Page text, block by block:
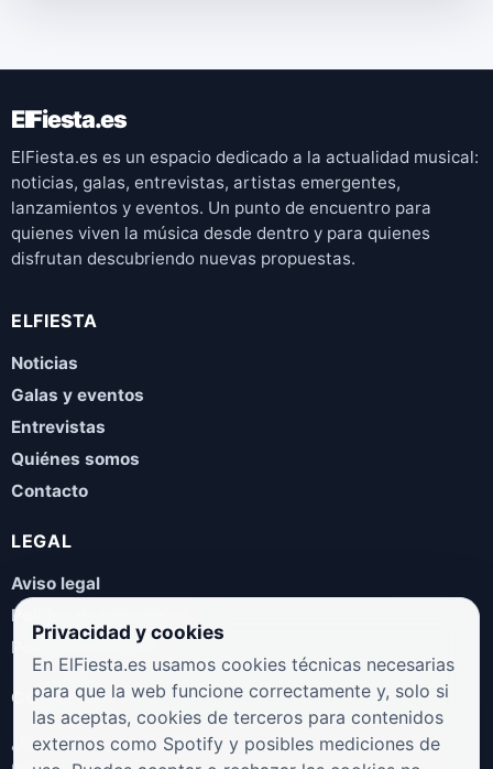
ElFiesta.es
ElFiesta.es es un espacio dedicado a la actualidad musical:
noticias, galas, entrevistas, artistas emergentes,
lanzamientos y eventos. Un punto de encuentro para
quienes viven la música desde dentro y para quienes
disfrutan descubriendo nuevas propuestas.
ELFIESTA
Noticias
Galas y eventos
Entrevistas
Quiénes somos
Contacto
LEGAL
Aviso legal
Política de privacidad
Política de cookies
COLABORA
¿Eres artista, manager, sello o promotor? Envíanos tus
Privacidad y cookies
En ElFiesta.es usamos cookies técnicas necesarias
para que la web funcione correctamente y, solo si
las aceptas, cookies de terceros para contenidos
externos como Spotify y posibles mediciones de